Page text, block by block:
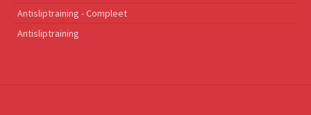
Antisliptraining - Compleet
Antisliptraining